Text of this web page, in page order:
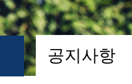
공지사항